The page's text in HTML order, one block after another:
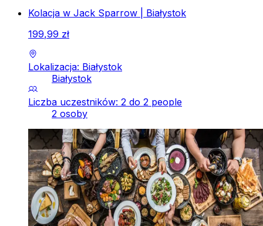
Kolacja w Jack Sparrow | Białystok
199,99 zł
Lokalizacja: Białystok
Białystok
Liczba uczestników: 2 do 2 people
2 osoby